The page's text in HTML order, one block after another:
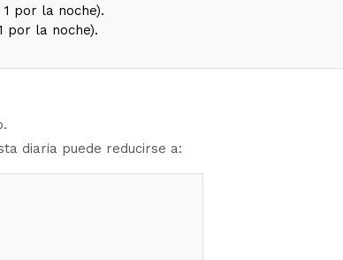
por la noche).
por la noche).
diaria puede reducirse a: